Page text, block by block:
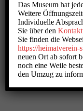
Jährlich gibt es das
unter einem besonderen
Theater für die Familie
Musik aus der
Selbstgebautes von
Nachbar tauscht mit
Das Museum hat
Weitere
Individuelle
Sie über denKontakt
Sie finden die
https://heimatverein-
neuen Ort ab sofort
noch eine Weile
den Umzug zu